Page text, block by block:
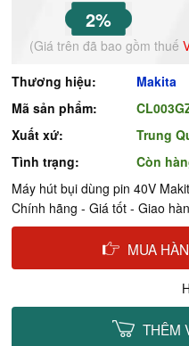
2%
(Giá trên đã bao gồm thuế
Thương hiệu:
Makita
Mã sản phẩm:
Xuất xứ:
Trung
Tình trạng:
Còn
Máy hút bụi dùng pin 40V
Chính hãng - Giá tốt - Giao
MUA
THÊM